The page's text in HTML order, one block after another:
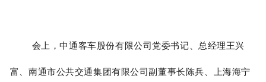
会上，中通客车股份有限公司党委书记、总经理王兴
富、南通市公共交通集团有限公司副董事长陈兵、上海海宁